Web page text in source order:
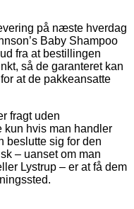
på næste hverdag
Baby Shampoo
fra at bestillingen
så de garanteret kan
at de pakkeansatte
fragt uden
hvis man handler
beslutte sig for den
– uanset om man
Lystrup – er at få dem